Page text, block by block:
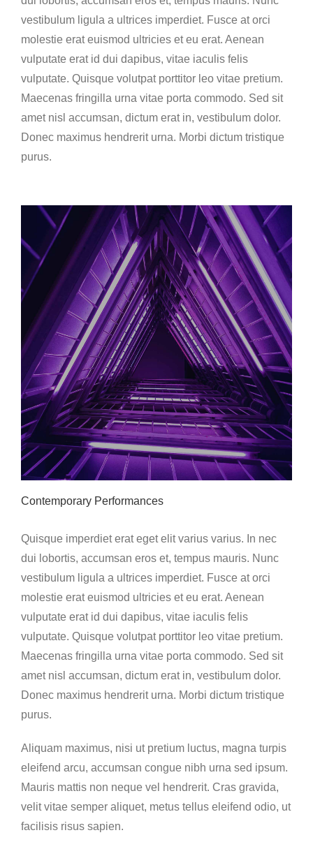
vestibulum ligula a ultrices imperdiet. Fusce at orci
molestie erat euismod ultricies et eu erat. Aenean
vulputate erat id dui dapibus, vitae iaculis felis
vulputate. Quisque volutpat porttitor leo vitae pretium.
Maecenas fringilla urna vitae porta commodo. Sed sit
amet nisl accumsan, dictum erat in, vestibulum dolor.
Donec maximus hendrerit urna. Morbi dictum tristique
purus.
Contemporary Performances
Quisque imperdiet erat eget elit varius varius. In nec
dui lobortis, accumsan eros et, tempus mauris. Nunc
vestibulum ligula a ultrices imperdiet. Fusce at orci
molestie erat euismod ultricies et eu erat. Aenean
vulputate erat id dui dapibus, vitae iaculis felis
vulputate. Quisque volutpat porttitor leo vitae pretium.
Maecenas fringilla urna vitae porta commodo. Sed sit
amet nisl accumsan, dictum erat in, vestibulum dolor.
Donec maximus hendrerit urna. Morbi dictum tristique
purus.
Aliquam maximus, nisi ut pretium luctus, magna turpis
eleifend arcu, accumsan congue nibh urna sed ipsum.
Mauris mattis non neque vel hendrerit. Cras gravida,
velit vitae semper aliquet, metus tellus eleifend odio, ut
facilisis risus sapien.